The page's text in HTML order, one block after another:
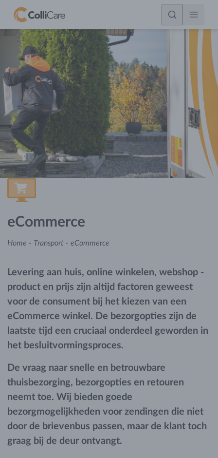
eCommerce
Home - Transport - eCommerce
Levering aan huis, online winkelen, webshop -
product en prijs zijn altijd factoren geweest
voor de consument bij het kiezen van een
eCommerce winkel. De bezorgopties zijn de
laatste tijd een cruciaal onderdeel geworden in
het besluitvormingsproces.
De vraag naar snelle en betrouwbare
thuisbezorging, bezorgopties en retouren
neemt toe. Wij bieden goede
bezorgmogelijkheden voor zendingen die niet
door de brievenbus passen, maar de klant toch
graag bij de deur ontvangt.